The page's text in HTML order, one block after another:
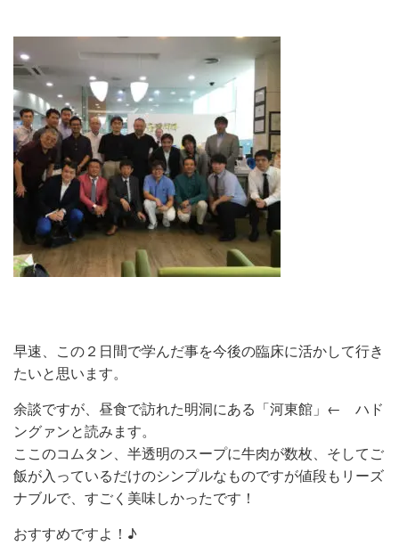
早速、この２日間で学んだ事を今後の臨床に活かして行き
たいと思います。
余談ですが、昼食で訪れた明洞にある「河東館」← ハド
ングァンと読みます。
ここのコムタン、半透明のスープに牛肉が数枚、そしてご
飯が入っているだけのシンプルなものですが値段もリーズ
ナブルで、すごく美味しかったです！
おすすめですよ！♪